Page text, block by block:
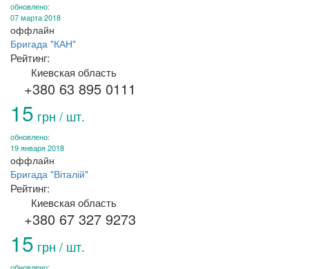
обновлено:
07 марта 2018
оффлайн
Бригада "КАН"
Рейтинг:
Киевская область
+380 63 895 0111
15 грн / шт.
обновлено:
19 января 2018
оффлайн
Бригада "Віталій"
Рейтинг:
Киевская область
+380 67 327 9273
15 грн / шт.